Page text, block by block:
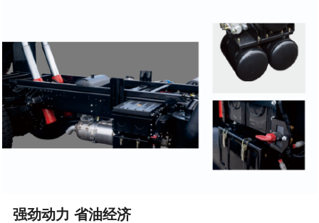
强劲动力 省油经济